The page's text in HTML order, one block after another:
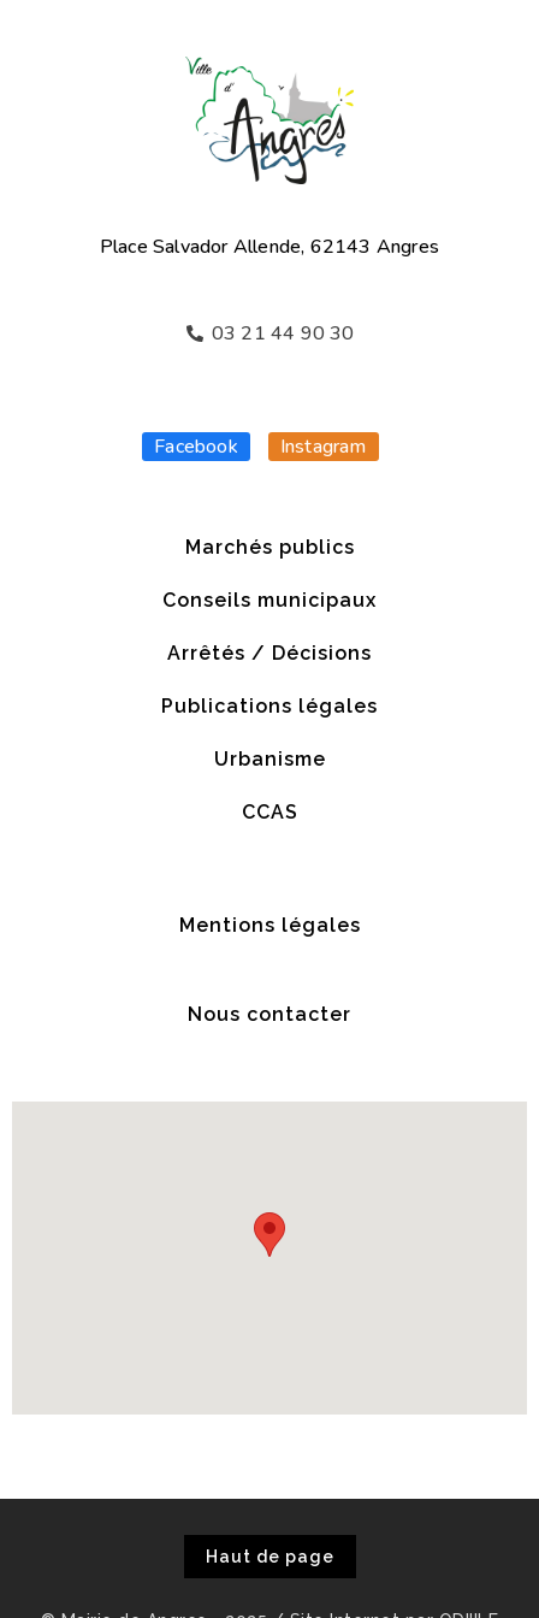
Place Salvador Allende, 62143 Angres
03 21 44 90 30
Facebook Instagram
Marchés publics
Conseils municipaux
Arrêtés / Décisions
Publications légales
Urbanisme
CCAS
Mentions légales
Nous contacter
Haut de page